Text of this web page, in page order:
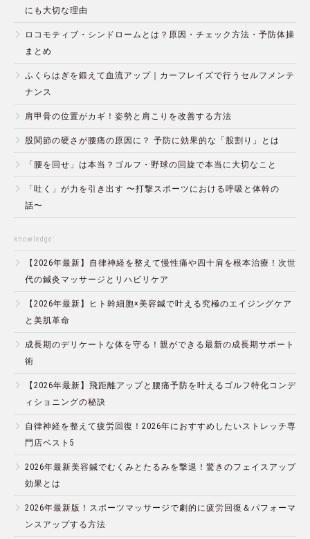
にも大切な理由
ロコモティブ・シンドロームとは？原因・チェック方法・予防体操
まとめ
ふくらはぎを鍛えて血流アップ｜カーフレイズで行うセルフメンテ
ナンス
肩甲骨の位置がカギ！姿勢と肩こりを改善する方法
股関節の硬さが腰痛の原因に？ 予防に効果的な「股割り」とは
「腰を回せ」は本当？ゴルフ・野球の回旋で本当に大切なこと
「吐く」が力を引き出す 〜打撃スポーツにおける呼吸と体幹の
話〜
knowledge:
【2026年最新】自律神経を整えて慢性痛や四十肩を根本治療！次世
代の鍼灸マッサージとリハビリケア
【2026年最新】ヒト幹細胞×美容鍼で叶える究極のエイジングケア
と美肌革命
成長期のデリケートな体を守る！親ができる最新の成長期サポート
術
【2026年最新】飛距離アップと腰痛予防を叶えるゴルフ特化コンデ
ィショニングの秘訣
自律神経を整えて疲労回復！2026年におすすめしたいストレッチ専
門店ベスト5
2026年最新美容鍼でむくみとたるみを撃退！驚きのフェイスアップ
効果とは
2026年最新版！スポーツマッサージで劇的に疲労回復＆パフォーマ
ンスアップする方法